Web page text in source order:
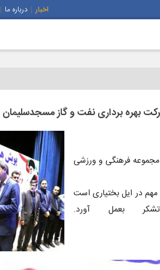
اخبار درباره ما
بهره برداری نفت و گاز مسجدسلیمان
مجموعه فرهنگی و ورزشی
در ایل بختیاری است
بعمل آورد.